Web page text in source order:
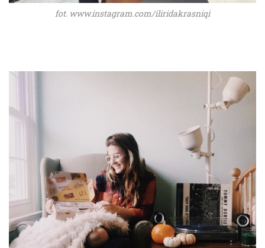
fot. www.instagram.com/iliridakrasniqi